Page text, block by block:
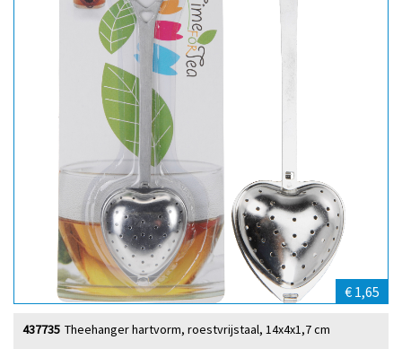
€ 1,65
Theehanger hartvorm, roestvrijstaal, 14x4x1,7 cm
437735